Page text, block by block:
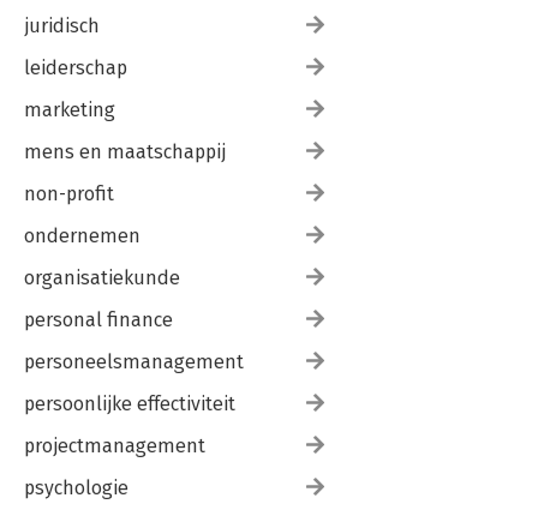
juridisch
leiderschap
marketing
mens en maatschappij
non-profit
ondernemen
organisatiekunde
personal finance
personeelsmanagement
persoonlijke effectiviteit
projectmanagement
psychologie